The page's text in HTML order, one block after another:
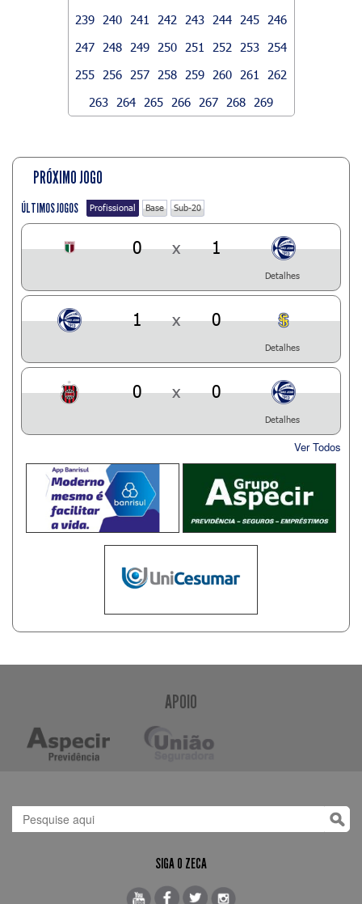
239
240 241 242 243 244 245
246
247
248 249 250 251 252 253
254
255
256 257 258 259 260 261
262
263
264 265 266 267 268 269
PRÓXIMO JOGO
ÚLTIMOS JOGOS Profissional Base Sub-20
0 x 1
Detalhes
1 x 0
Detalhes
0 x 0
Detalhes
Ver Todos
APOIO
SIGA O ZECA